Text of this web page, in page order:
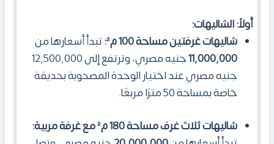
أولاً: الشاليهات:
شاليهات غرفتين مساحة 100 م²:
تبدأ أسعارها من
11,000,000
جنيه مصري، وترتفع إلى 12,500,000
جنيه مصري عند اختيار الوحدة المصحوبة بحديقة
خاصة بمساحة 50 مترًا مربعًا.
شاليهات ثلاث غرف مساحة 180 م² مع غرفة مربية: